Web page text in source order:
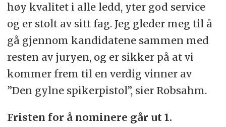
høy kvalitet i alle ledd, yter god service
og er stolt av sitt fag. Jeg gleder meg til å
gå gjennom kandidatene sammen med
resten av juryen, og er sikker på at vi
kommer frem til en verdig vinner av
”Den gylne spikerpistol”, sier Robsahm.
Fristen for å nominere går ut 1.